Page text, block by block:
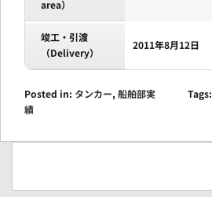
area）
竣工・引渡
（Delivery）
2011年8月12日
Posted in: タンカー, 船舶部実
績
Tags: